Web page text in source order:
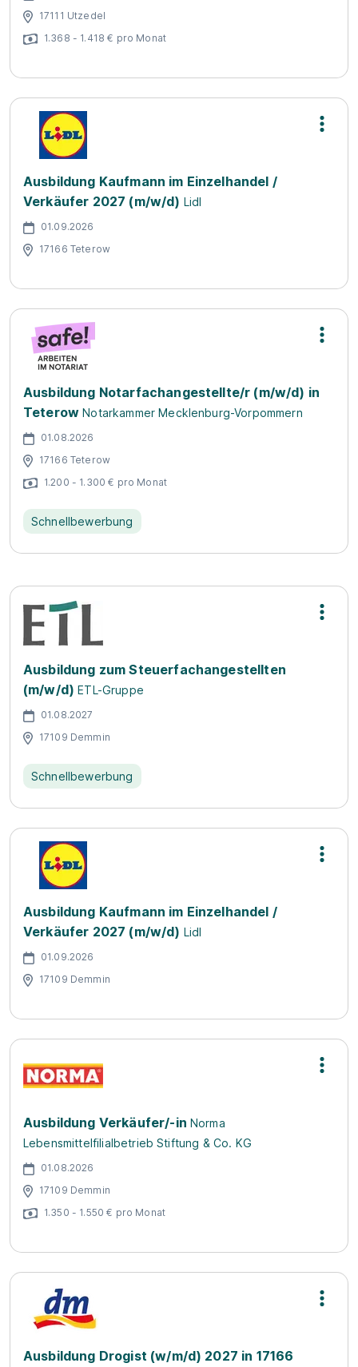
17111 Utzedel
1.368 - 1.418 € pro Monat
Ausbildung Kaufmann im Einzelhandel /
Verkäufer 2027 (m/w/d) Lidl
01.09.2026
17166 Teterow
Ausbildung Notarfachangestellte/r (m/w/d) in
Teterow Notarkammer Mecklenburg-Vorpommern
01.08.2026
17166 Teterow
1.200 - 1.300 € pro Monat
Schnellbewerbung
Ausbildung zum Steuerfachangestellten
(m/w/d)ETL-Gruppe
01.08.2027
17109 Demmin
Schnellbewerbung
Ausbildung Kaufmann im Einzelhandel /
Verkäufer 2027 (m/w/d) Lidl
01.09.2026
17109 Demmin
Ausbildung Verkäufer/-in Norma
Lebensmittelfilialbetrieb Stiftung & Co. KG
01.08.2026
17109 Demmin
1.350 - 1.550 € pro Monat
Ausbildung Drogist (w/m/d) 2027 in 17166